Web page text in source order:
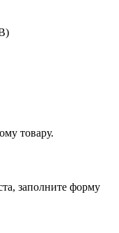
товару.
заполните форму